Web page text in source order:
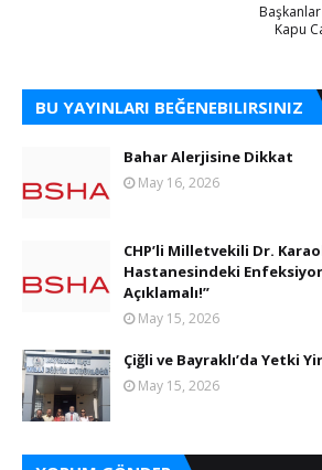
​Başkanlar
Kapu
BU YAYINLARI BEĞENEBILIRSINIZ
Bahar Alerjisine Dikkat
May 16, 2026
CHP’li Milletvekili Dr.
Hastanesindeki
Açıklamalı!”
May 15, 2026
Çiğli ve Bayraklı’da Yetki
May 15, 2026